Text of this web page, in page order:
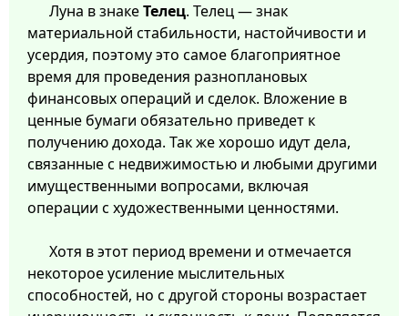
Луна в знакеТелец. Телец — знак
материальной стабильности, настойчивости и
усердия, поэтому это самое благоприятное
время для проведения разноплановых
финансовых операций и сделок. Вложение в
ценные бумаги обязательно приведет к
получению дохода. Так же хорошо идут дела,
связанные с недвижимостью и любыми другими
имущественными вопросами, включая
операции с художественными ценностями.
Хотя в этот период времени и отмечается
некоторое усиление мыслительных
способностей, но с другой стороны возрастает